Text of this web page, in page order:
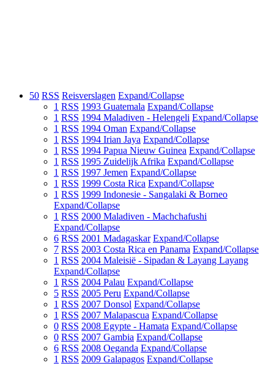
50 RSS Reisverslagen Expand/Collapse
1 RSS 1993 Guatemala Expand/Collapse
1 RSS 1994 Maladiven - Helengeli Expand/Collapse
1 RSS 1994 Oman Expand/Collapse
1 RSS 1994 Irian Jaya Expand/Collapse
1 RSS 1994 Papua Nieuw Guinea Expand/Collapse
1 RSS 1995 Zuidelijk Afrika Expand/Collapse
1 RSS 1997 Jemen Expand/Collapse
1 RSS 1999 Costa Rica Expand/Collapse
1 RSS 1999 Indonesie - Sangalaki & Borneo
Expand/Collapse
1 RSS 2000 Maladiven - Machchafushi
Expand/Collapse
6 RSS 2001 Madagaskar Expand/Collapse
7 RSS 2003 Costa Rica en Panama Expand/Collapse
1 RSS 2004 Maleisië - Sipadan & Layang Layang
Expand/Collapse
1 RSS 2004 Palau Expand/Collapse
5 RSS 2005 Peru Expand/Collapse
1 RSS 2007 Donsol Expand/Collapse
1 RSS 2007 Malapascua Expand/Collapse
0 RSS 2008 Egypte - Hamata Expand/Collapse
0 RSS 2007 Gambia Expand/Collapse
6 RSS 2008 Oeganda Expand/Collapse
1 RSS 2009 Galapagos Expand/Collapse